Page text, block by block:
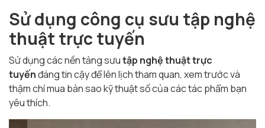
Sử dụng công cụ sưu tập nghệ
thuật trực tuyến
Sử dụng các nền tảng sưutập nghệ thuật trực
tuyếnđáng tin cậy để lên lịch tham quan, xem trước và
thậm chí mua bản sao kỹ thuật số của các tác phẩm bạn
yêu thích.